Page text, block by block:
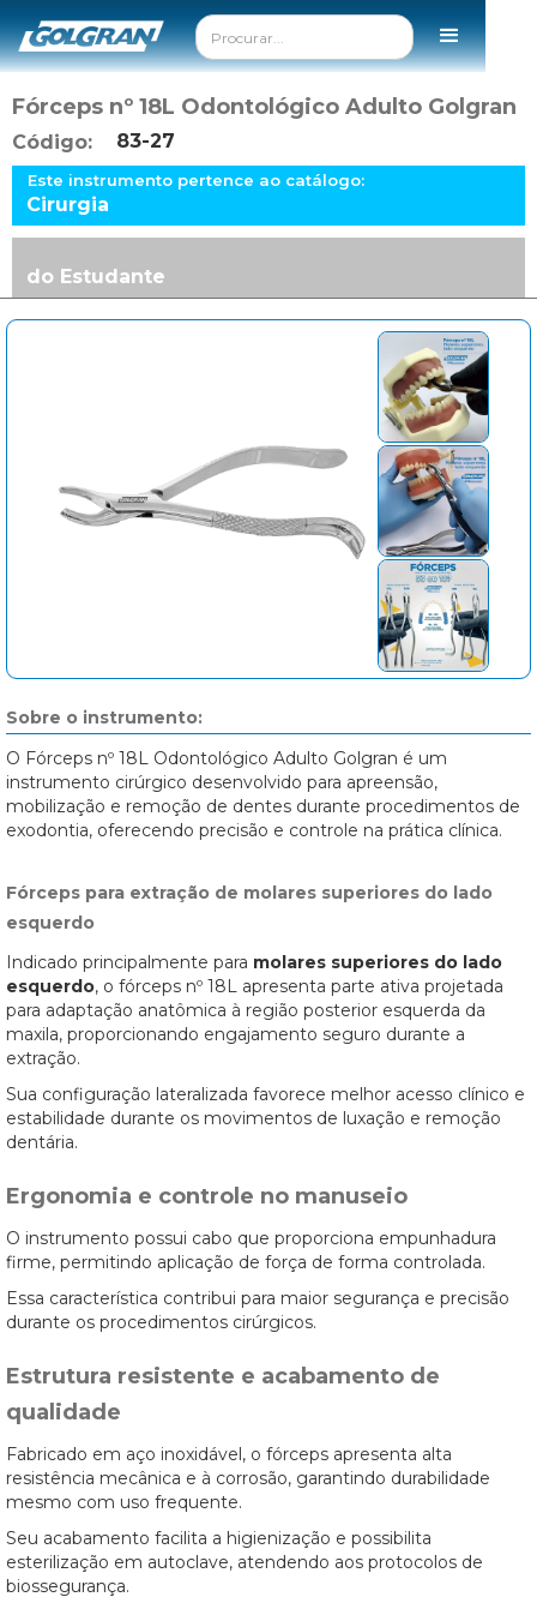
Fórceps nº 18L Odontológico Adulto Golgran
Código: 83-27
Este instrumento pertence ao catálogo:
Cirurgia
do Estudante
Sobre o instrumento:
O Fórceps nº 18L Odontológico Adulto Golgran é um
instrumento cirúrgico desenvolvido para apreensão,
mobilização e remoção de dentes durante procedimentos de
exodontia, oferecendo precisão e controle na prática clínica.
Fórceps para extração de molares superiores do lado
esquerdo
Indicado principalmente para molares superiores do lado
esquerdo, o fórceps nº 18L apresenta parte ativa projetada
para adaptação anatômica à região posterior esquerda da
maxila, proporcionando engajamento seguro durante a
extração.
Sua configuração lateralizada favorece melhor acesso clínico e
estabilidade durante os movimentos de luxação e remoção
dentária.
Ergonomia e controle no manuseio
O instrumento possui cabo que proporciona empunhadura
firme, permitindo aplicação de força de forma controlada.
Essa característica contribui para maior segurança e precisão
durante os procedimentos cirúrgicos.
Estrutura resistente e acabamento de
qualidade
Fabricado em aço inoxidável, o fórceps apresenta alta
resistência mecânica e à corrosão, garantindo durabilidade
mesmo com uso frequente.
Seu acabamento facilita a higienização e possibilita
esterilização em autoclave, atendendo aos protocolos de
biossegurança.